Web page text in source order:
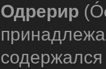
Одрерир
содержался